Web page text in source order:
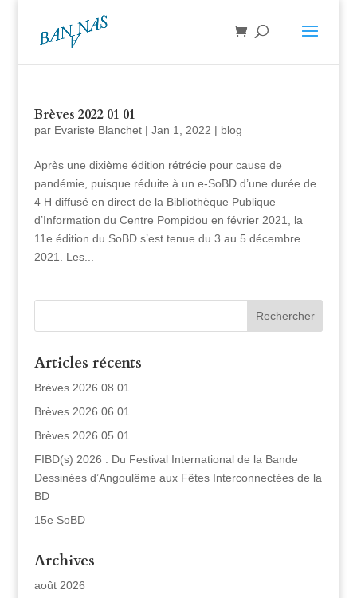
Brèves 2022 01 01
par Evariste Blanchet| Jan 1, 2022 | blog
Après une dixième édition rétrécie pour cause de
pandémie, puisque réduite à un e-SoBD d’une durée de
4 H diffusé en direct de la Bibliothèque Publique
d’Information du Centre Pompidou en février 2021, la
11e édition du SoBD s’est tenue du 3 au 5 décembre
2021. Les...
Articles récents
Brèves 2026 08 01
Brèves 2026 06 01
Brèves 2026 05 01
FIBD(s) 2026 : Du Festival International de la Bande
Dessinées d’Angoulême aux Fêtes Interconnectées de la
BD
15e SoBD
Archives
août 2026